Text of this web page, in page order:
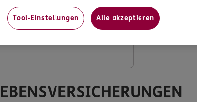
Festzuschuss
Tool-Einstellungen Alle akzeptieren